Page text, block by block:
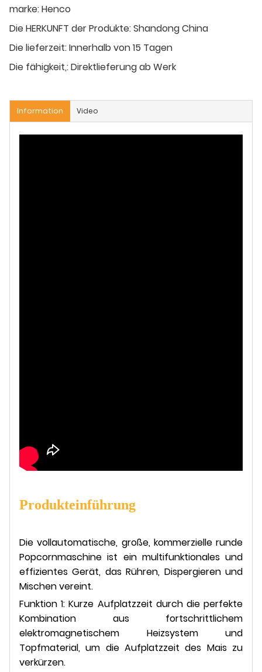
marke:Henco
Die HERKUNFT der Produkte:Shandong China
Die lieferzeit:Innerhalb von 15 Tagen
Die fähigkeit,:Direktlieferung ab Werk
Information Video
Produkteinführung
Die vollautomatische, große, kommerzielle runde
Popcornmaschine ist ein multifunktionales und
effizientes Gerät, das Rühren, Dispergieren und
Mischen vereint.
Funktion 1: Kurze Aufplatzzeit durch die perfekte
Kombination aus fortschrittlichem
elektromagnetischem Heizsystem und
Topfmaterial, um die Aufplatzzeit des Mais zu
verkürzen.